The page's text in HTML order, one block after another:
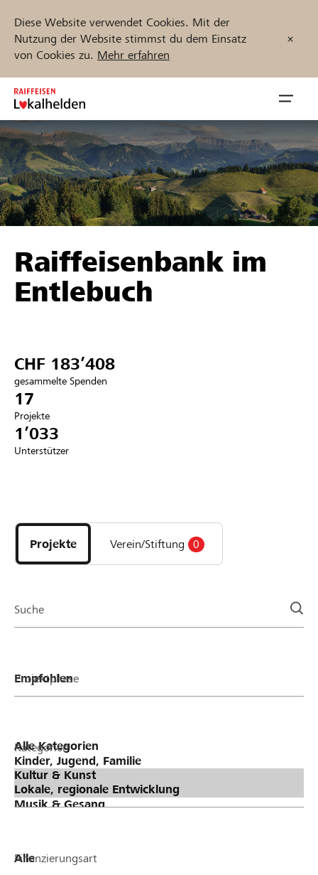
Diese Website verwendet Cookies. Mit der
Nutzung der Website stimmst du dem Einsatz
von Cookies zu. Mehr erfahren
Zum
Inhalt
springen
öffnen
Unterstützen
Hilfe & Support
Anmelden
Projekte und Organisationen finden
Jetzt starten
DE FR IT
Raiffeisenbank im
Entlebuch
CHF 183’408
gesammelte Spenden
17
Projekte
1’033
Unterstützer
Projekte
und
Organisationen
Projekte Verein/Stiftung 0
Suche
Projektphase
Kategorien
Finanzierungsart